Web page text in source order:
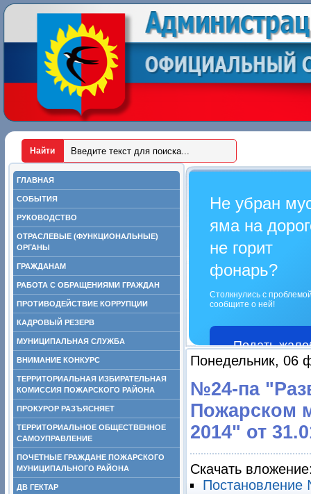
ГЛАВНАЯ
СОБЫТИЯ
РУКОВОДСТВО
ОТРАСЛЕВЫЕ (ФУНКЦИОНАЛЬНЫЕ)
ОРГАНЫ
ГРАЖДАНАМ
РАБОТА С ОБРАЩЕНИЯМИ ГРАЖДАН
ПРОТИВОДЕЙСТВИЕ КОРРУПЦИИ
КАДРОВЫЙ РЕЗЕРВ
МУНИЦИПАЛЬНАЯ СЛУЖБА
ВНИМАНИЕ КОНКУРС
ТЕРРИТОРИАЛЬНАЯ ИЗБИРАТЕЛЬНАЯ
КОМИССИЯ ПОЖАРСКОГО РАЙОНА
ПРОКУРОР РАЗЪЯСНЯЕТ
ТЕРРИТОРИАЛЬНОЕ ОБЩЕСТВЕННОЕ
САМОУПРАВЛЕНИЕ
ПОЧЕТНЫЕ ГРАЖДАНЕ ПОЖАРСКОГО
МУНИЦИПАЛЬНОГО РАЙОНА
ДВ ГЕКТАР
Не убран
яма на
не горит
фонарь?
Столкнулись с
сообщите о ней!
Подать
Понедельник, 06
№24-па
Пожарском
2014" от
Скачать